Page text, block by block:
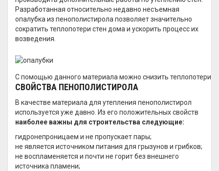
Разработанная относительно недавно несъемная
опалубка из пенополистирола позволяет значительно
сократить теплопотери стен дома и ускорить процесс их
возведения.
С помощью данного материала можно снизить теплопотери
СВОЙСТВА ПЕНОПОЛИСТИРОЛА
В качестве материала для утепления пенополистирол
используется уже давно. Из его положительных свойств
наиболее важны для строительства следующие:
гидронепроницаем и не пропускает пары;
не является источником питания для грызунов и грибков;
не воспламеняется и почти не горит без внешнего
источника пламени;